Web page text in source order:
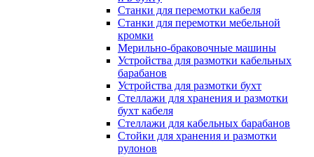
Станки для перемотки кабеля
Станки для перемотки мебельной
кромки
Мерильно-браковочные машины
Устройства для размотки кабельных
барабанов
Устройства для размотки бухт
Стеллажи для хранения и размотки
бухт кабеля
Стеллажи для кабельных барабанов
Стойки для хранения и размотки
рулонов